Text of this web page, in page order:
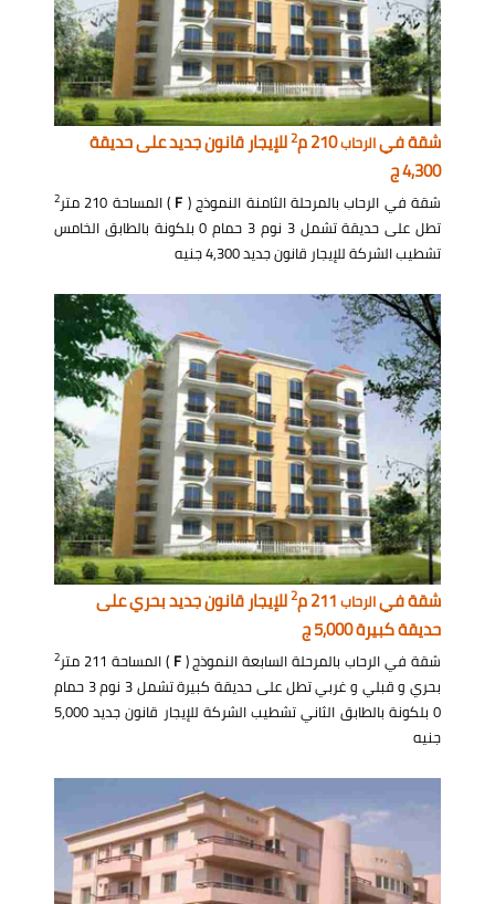
شقة فيالرحاب210 م 2للإيجار قانون جديد على حديقة
4,300 ج
شقة في الرحاب بالمرحلة الثامنة النموذج ( F ) المساحة 210 متر 2
تطل على حديقة تشمل 3 نوم 3 حمام 0 بلكونة بالطابق الخامس
تشطيب الشركة للإيجار قانون جديد 4,300 جنيه
شقة فيالرحاب 2للإيجار قانون جديد بحري على
حديقة كبيرة 5,000 ج
شقة في الرحاب بالمرحلة السابعة النموذج (F ) المساحة 211 متر 2
بحري و قبلي و غربي تطل على حديقة كبيرة تشمل 3 نوم 3 حمام
0 بلكونة بالطابق الثاني تشطيب الشركة للإيجار قانون جديد 5,000
جنيه